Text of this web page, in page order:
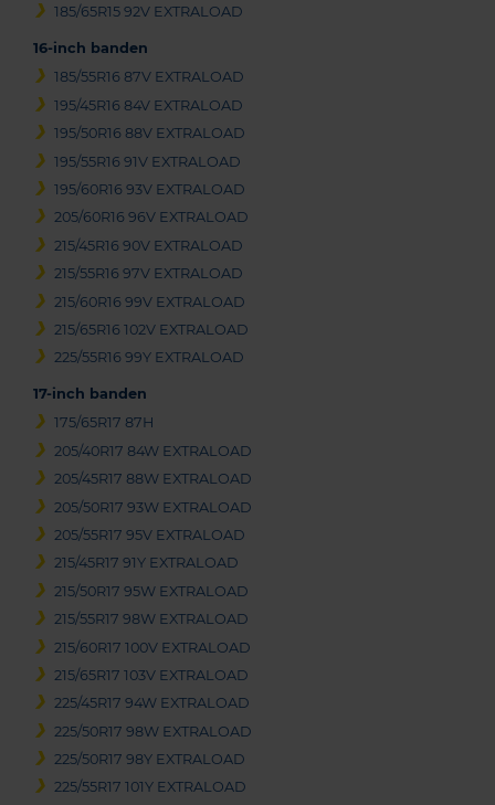
185/65R15 92V EXTRALOAD
16-inch banden
185/55R16 87V EXTRALOAD
195/45R16 84V EXTRALOAD
195/50R16 88V EXTRALOAD
195/55R16 91V EXTRALOAD
195/60R16 93V EXTRALOAD
205/60R16 96V EXTRALOAD
215/45R16 90V EXTRALOAD
215/55R16 97V EXTRALOAD
215/60R16 99V EXTRALOAD
215/65R16 102V EXTRALOAD
225/55R16 99Y EXTRALOAD
17-inch banden
175/65R17 87H
205/40R17 84W EXTRALOAD
205/45R17 88W EXTRALOAD
205/50R17 93W EXTRALOAD
205/55R17 95V EXTRALOAD
215/45R17 91Y EXTRALOAD
215/50R17 95W EXTRALOAD
215/55R17 98W EXTRALOAD
215/60R17 100V EXTRALOAD
215/65R17 103V EXTRALOAD
225/45R17 94W EXTRALOAD
225/50R17 98W EXTRALOAD
225/50R17 98Y EXTRALOAD
225/55R17 101Y EXTRALOAD